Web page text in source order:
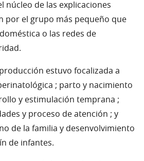
núcleo de las explicaciones
por el grupo más pequeño que
o las redes de
estuvo focalizada a
; parto y nacimiento
y estimulación temprana ;
y proceso de atención ; y
de la familia y desenvolvimiento
de infantes.